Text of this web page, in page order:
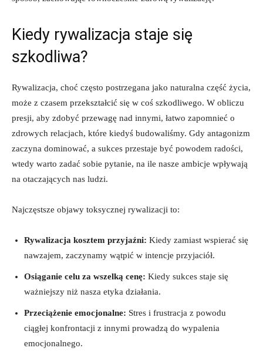
Kiedy rywalizacja staje się
szkodliwa?
Rywalizacja, choć często postrzegana jako naturalna część życia,
może z czasem przekształcić się ‍w coś⁢ szkodliwego.⁤ W ⁣obliczu⁤
presji, aby zdobyć przewagę nad innymi, łatwo zapomnieć o
zdrowych relacjach, które kiedyś budowaliśmy. Gdy antagonizm
zaczyna dominować, a sukces przestaje być powodem radości,
wtedy warto zadać sobie pytanie, na ⁤ile nasze ambicje‌ wpływają
na otaczających nas ludzi.
Najczęstsze objawy toksycznej rywalizacji to:
Rywalizacja⁣ kosztem przyjaźni: Kiedy zamiast wspierać się
nawzajem, zaczynamy wątpić w intencje przyjaciół.
Osiąganie celu za wszelką cenę: ⁣Kiedy ⁢sukces staje się⁤
ważniejszy​ niż nasza etyka​ działania.
Przeciążenie emocjonalne: Stres ⁤i frustracja z powodu
ciągłej ​konfrontacji⁤ z innymi prowadzą ⁣do wypalenia
emocjonalnego.